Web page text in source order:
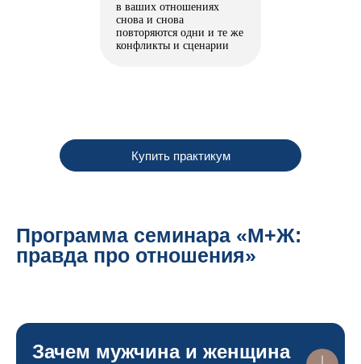
в ваших отношениях
снова и снова
повторяются одни и те же
конфликты и сценарии
Купить практикум
Программа семинара «М+Ж:
правда про отношения»
Зачем мужчина и женщина